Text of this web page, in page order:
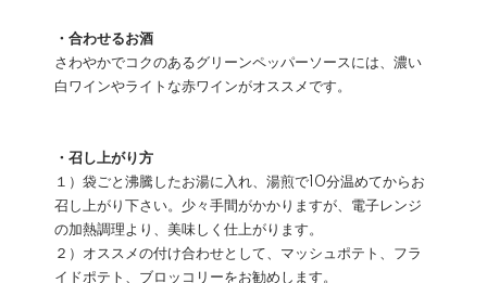
・合わせるお酒
さわやかでコクのあるグリーンペッパーソースには、濃い
白ワインやライトな赤ワインがオススメです。
・召し上がり方
１）袋ごと沸騰したお湯に入れ、湯煎で10分温めてからお
召し上がり下さい。少々手間がかかりますが、電子レンジ
の加熱調理より、美味しく仕上がります。
２）オススメの付け合わせとして、マッシュポテト、フラ
イドポテト、ブロッコリーをお勧めします。